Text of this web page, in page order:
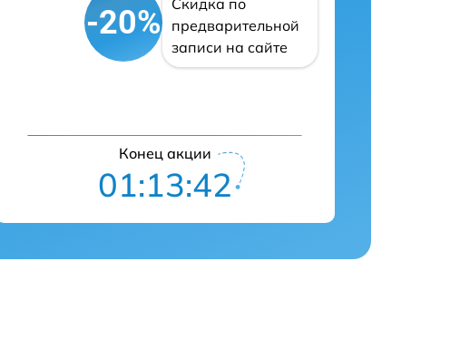
-20%
Скидка по
предварительной
записи на сайте
Конец акции
01:13:42